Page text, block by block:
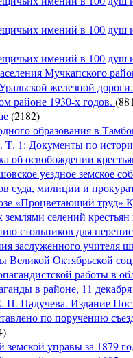
имений в 100 душ
имений в 100 душ
Мучкапского
железной
районе 1930-х годов.
(2182)
образования в
1: Документы по
об освобождении
уездное земское
суда, милиции и
«Процветающий труд»
селений
стольников для
заслуженного
Октябрьской
работы в
в районе, 11
Издание
по поручению
земской управы за 1879